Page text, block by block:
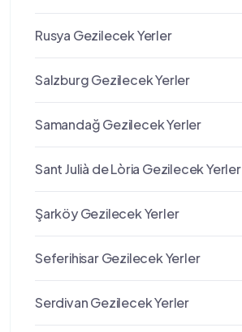
Rusya Gezilecek Yerler
Salzburg Gezilecek Yerler
Samandağ Gezilecek Yerler
Sant Julià de Lòria Gezilecek Yerler
Şarköy Gezilecek Yerler
Seferihisar Gezilecek Yerler
Serdivan Gezilecek Yerler